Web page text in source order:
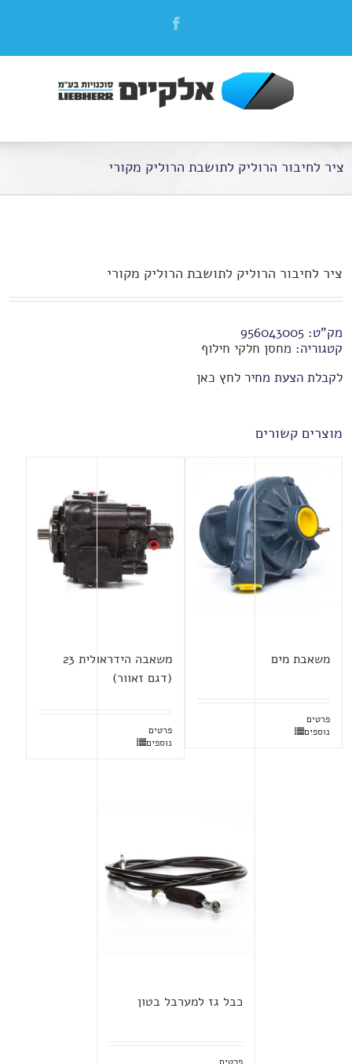
ציר לחיבור הרוליק לתושבת הרוליק מקורי
ציר לחיבור הרוליק לתושבת הרוליק מקורי
מק"ט: 956043005
קטגוריה: מחסן חלקי חילוף
לקבלת הצעת מחיר לחץ כאן
מוצרים קשורים
משאבת מים
פרטים
נוספים
משאבה הידראולית 23
(דגם זאוור)
פרטים
נוספים
כבל גז למערבל בטון